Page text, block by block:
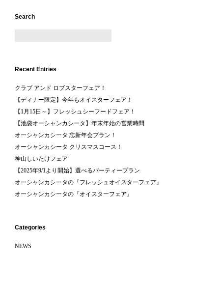
Search
Recent Entries
クラブ アンド ロブスターフェア！
【ディナー限定】今年もオイスターフェア！
【1月15日～】フレッシュシーフードフェア！
【池袋オーシャンカシータ】年末年始の営業時間
オーシャンカシータ 忘新年会プラン！
オーシャンカシータ クリスマスコース！
神山しいたけフェア
【2025年9/1より開始】選べるパーティープラン
オーシャンカシータの『フレッシュオイスターフェア』
オーシャンカシータの『オイスターフェア』
Categories
NEWS